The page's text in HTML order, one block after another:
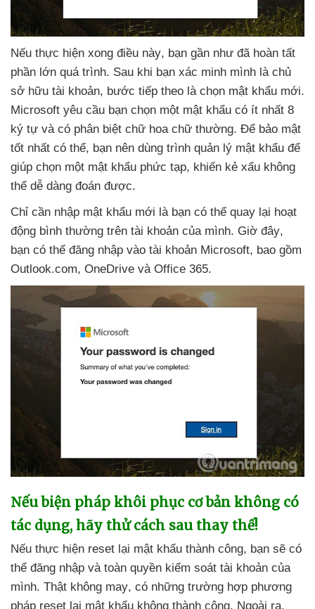
Nếu thực hiện xong điều này, bạn gần như đã hoàn tất
phần lớn quá trình. Sau khi bạn xác minh mình là chủ
sở hữu tài khoản, bước tiếp theo là chọn mật khẩu mới.
Microsoft yêu cầu bạn chọn một mật khẩu có ít nhất 8
ký tự và có phân biệt chữ hoa chữ thường. Để bảo mật
tốt nhất có thể, bạn nên dùng trình quản lý mật khẩu để
giúp chọn một mật khẩu phức tạp, khiến kẻ xấu không
thể dễ dàng đoán được.
Chỉ cần nhập mật khẩu mới là bạn có thể quay lại hoạt
động bình thường trên tài khoản của mình. Giờ đây,
bạn có thể đăng nhập vào tài khoản Microsoft, bao gồm
Outlook.com, OneDrive và Office 365.
Nếu biện pháp khôi phục cơ bản không có
tác dụng, hãy thử cách sau thay thế!
Nếu thực hiện reset lại mật khẩu thành công, bạn sẽ có
thể đăng nhập và toàn quyền kiểm soát tài khoản của
mình. Thật không may, có những trường hợp phương
pháp reset lại mật khẩu không thành công. Ngoài ra,